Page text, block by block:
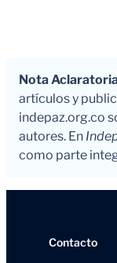
Nota Aclaratoria
artículos y
indepaz.org.co
autores. En
como parte
Contacto